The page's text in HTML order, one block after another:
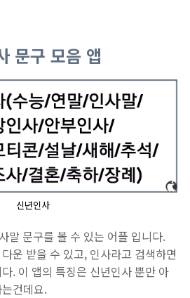
문구 모음 앱
신년인사
말 문구를 볼 수 있는 어플 입니다.
운 받을 수 있고, 인사라고 검색하면
. 이 앱의 특징은 신년인사 뿐만 아
건데요.